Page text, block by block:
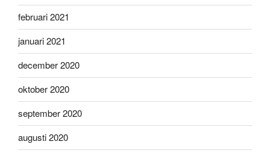
februari 2021
januari 2021
december 2020
oktober 2020
september 2020
augusti 2020